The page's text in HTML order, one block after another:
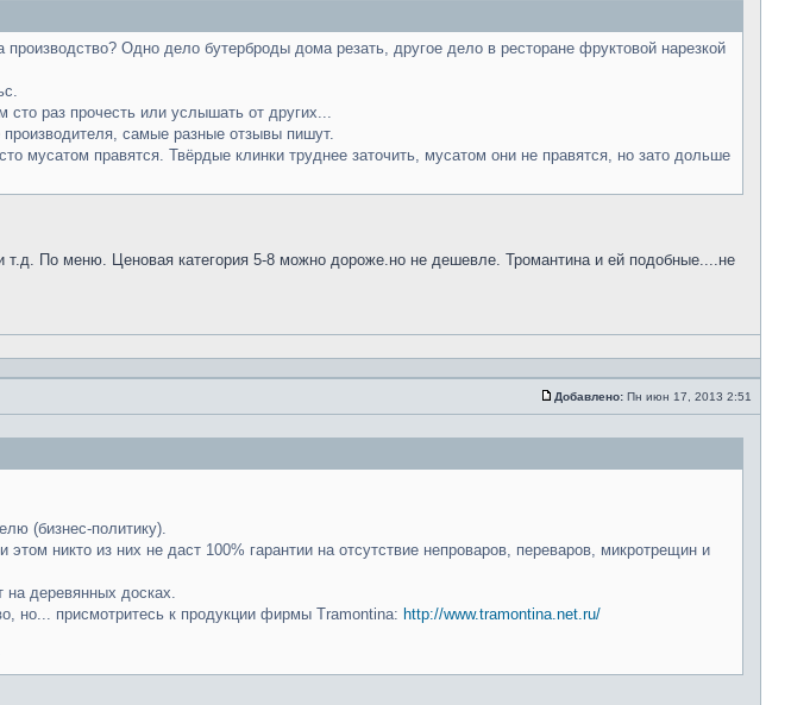
Одно дело бутерброды дома резать, другое дело в ресторане фруктовой нарезкой
раз прочесть или услышать от других...
самые разные отзывы пишут.
мусатом правятся. Твёрдые клинки труднее заточить, мусатом они не правятся, но зато дольше
По меню. Ценовая категория 5-8 можно дороже.но не дешевле. Тромантина и ей подобные....не
Добавлено: Пн июн 17, 2013 2:51
(бизнес-политику).
никто из них не даст 100% гарантии на отсутствие непроваров, переваров, микротрещин и
деревянных досках.
но... присмотритесь к продукции фирмы Tramontina: http://www.tramontina.net.ru/